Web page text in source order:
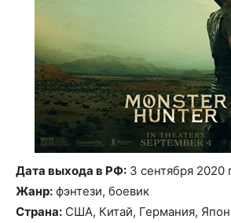
Дата выхода в РФ: 3 сентября 2020
Жанр: фэнтези, боевик
Страна: США, Китай, Германия,